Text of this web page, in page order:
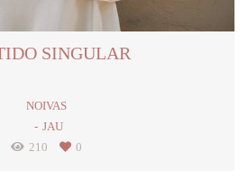
SINGULAR
NOIVAS
JAU
210
0